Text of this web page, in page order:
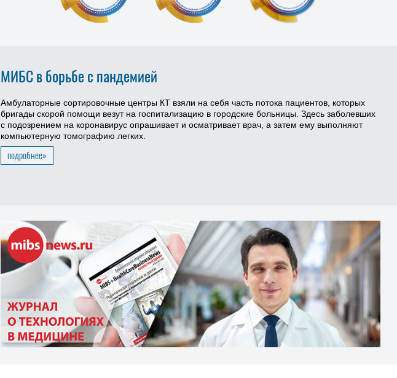
МИБС в борьбе с пандемией
Амбулаторные сортировочные центры КТ взяли на себя часть потока пациентов, которых
бригады скорой помощи везут на госпитализацию в городские больницы. Здесь заболевших
с подозрением на коронавирус опрашивает и осматривает врач, а затем ему выполняют
компьютерную томографию легких.
подробнее»